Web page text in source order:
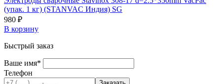
(упак. 1 кг) (STANVAC Индия) SG
980 ₽
В корзину
Быстрый заказ
Ваше имя*
Телефон